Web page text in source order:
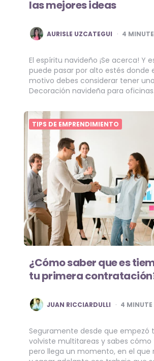
las mejores ideas
POSTED
BY
AURISLE UZCATEGUI 4
El espíritu navideño ¡Se acerca! Y
puede pasar por alto estés donde
motivo debes considerar tener
Decoración navideña para
TIPS DE EMPRENDIMIENTO
¿Cómo saber que es
tu primera
POSTED
BY
JUAN RICCIARDULLI 4 MINUTE
Seguramente desde que empezó
volviste multitareas y sabes
pero llega un momento, en el que